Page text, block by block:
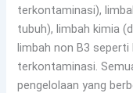
terkontaminasi),
tubuh), limbah kimia
limbah non B3
terkontaminasi.
pengelolaan yang